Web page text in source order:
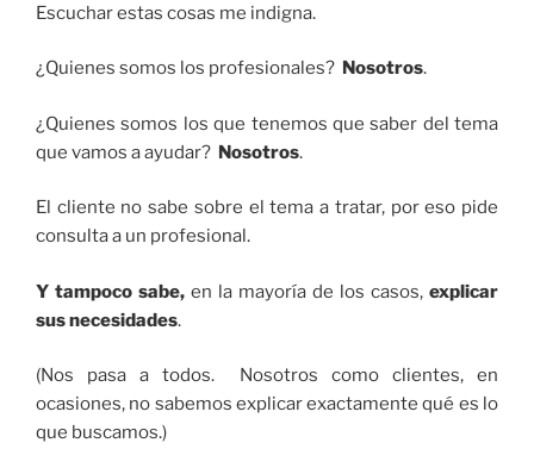
Escuchar estas cosas me indigna.
¿Quienes somos los profesionales? Nosotros.
¿Quienes somos los que tenemos que saber del tema
que vamos a ayudar? Nosotros.
El cliente no sabe sobre el tema a tratar, por eso pide
consulta a un profesional.
Y tampoco sabe, en la mayoría de los casos, explicar
sus necesidades.
(Nos pasa a todos. Nosotros como clientes, en
ocasiones, no sabemos explicar exactamente qué es lo
que buscamos.)